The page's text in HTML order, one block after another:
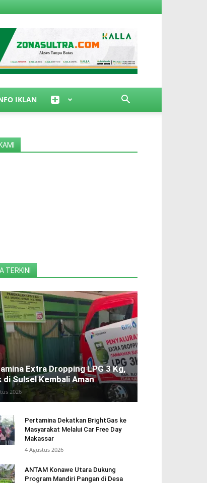
IKLAN
TERKINI
Extra Dropping LPG 3 Kg,
di Sulsel Kembali Aman
2026
Pertamina Dekatkan BrightGas ke
Masyarakat Melalui Car Free Day
Makassar
4 Agustus 2026
ANTAM Konawe Utara Dukung
Program Mandiri Pangan di Desa